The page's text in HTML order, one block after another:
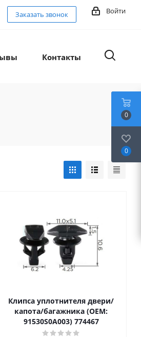
Войти
Заказать звонок
Контакты
Клипса уплотнителя двери/
капота/багажника (OEM:
91530S0A003) 774467
0
0